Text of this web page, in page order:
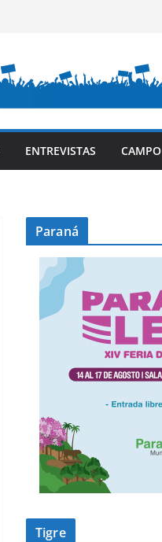
ENTREVISTAS CAMPO
Paraná
Tigre